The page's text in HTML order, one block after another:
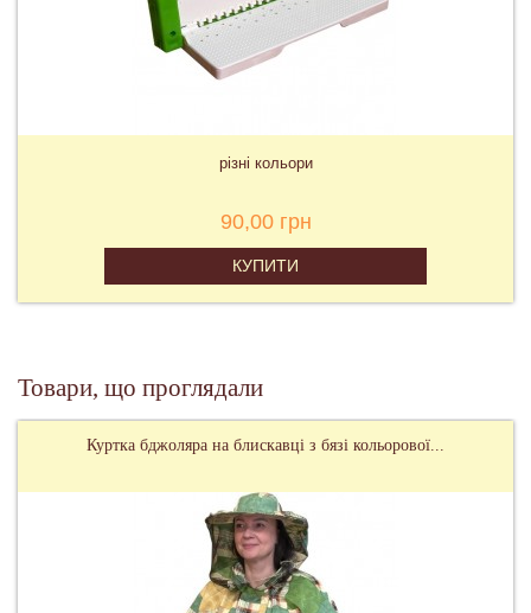
різні кольори
90,00 грн
КУПИТИ
Товари, що проглядали
Куртка бджоляра на блискавці з бязі кольорової...